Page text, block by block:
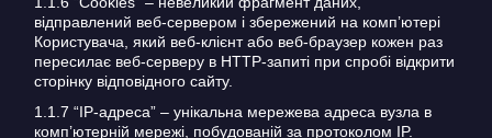
відправлений веб-сервером і збережений на комп’ютері
Користувача, який веб-клієнт або веб-браузер кожен раз
пересилає веб-серверу в HTTP-запиті при спробі відкрити
сторінку відповідного сайту.
1.1.7 “IP-адреса” – унікальна мережева адреса вузла в
комп’ютерній мережі, побудованій за протоколом IP.